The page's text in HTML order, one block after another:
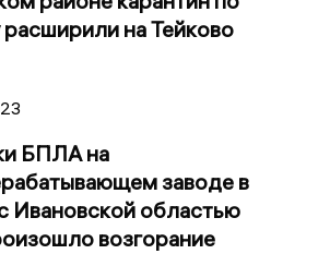
на Тейково
БПЛА на
заводе в
Ивановской областью
возгорание